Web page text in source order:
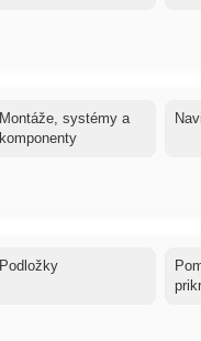
Montáže, systémy a
komponenty
Podložky